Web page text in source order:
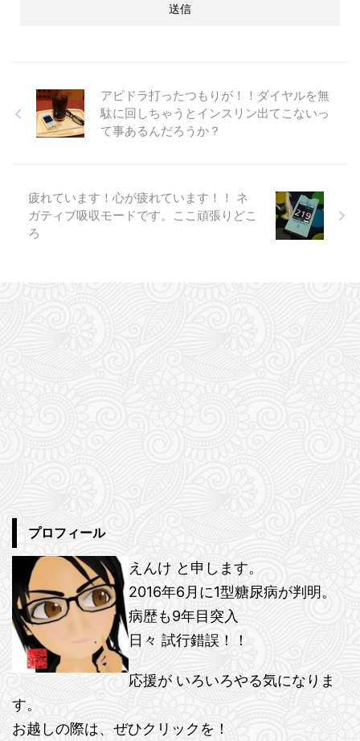
アピドラ打ったつもりが！！ダイヤルを無
駄に回しちゃうとインスリン出てこないっ
て事あるんだろうか？
疲れています！心が疲れています！！ ネ
ガティブ吸収モードです。ここ頑張りどこ
ろ
プロフィール
えんけ と申します。
2016年6月に1型糖尿病が判明。
病歴も9年目突入
日々 試行錯誤！！
応援が いろいろやる気になりま
す。
お越しの際は、ぜひクリックを！